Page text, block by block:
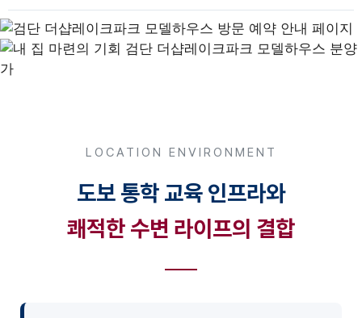
LOCATION ENVIRONMENT
도보 통학 교육 인프라와
쾌적한 수변 라이프의 결합